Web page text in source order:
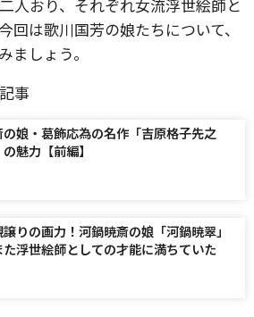
人おり、それぞれ女流浮世絵師と
回は歌川国芳の娘たちについて、
ましょう。
事
娘・葛飾応為の名作「吉原格子先之
魅力【前編】
りの画力！河鍋暁斎の娘「河鍋暁翠」
た浮世絵師としての才能に満ちていた